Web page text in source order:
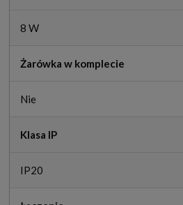
8 W
Żarówka w komplecie
Nie
Klasa IP
IP20